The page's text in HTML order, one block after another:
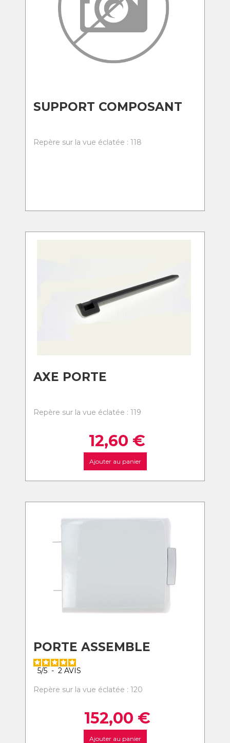
SUPPORT COMPOSANT
Repère sur la vue éclatée : 118
AXE PORTE
Repère sur la vue éclatée : 119
12,60 €
Ajouter au panier
PORTE ASSEMBLE
5/5 - 2 AVIS
Repère sur la vue éclatée : 120
152,00 €
Ajouter au panier